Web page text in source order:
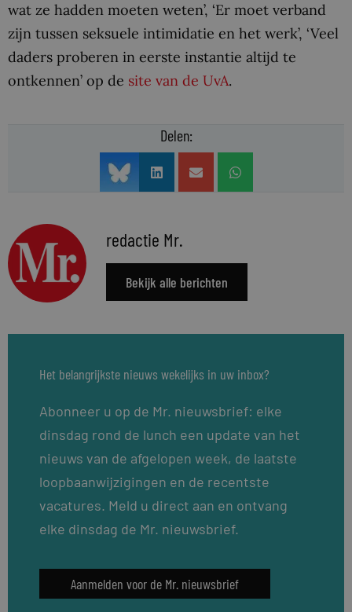
wat ze hadden moeten weten’, ‘Er moet verband
zijn tussen seksuele intimidatie en het werk’, ‘Veel
daders proberen in eerste instantie altijd te
ontkennen’ op de site van de UvA.
Delen:
redactie Mr.
Bekijk alle berichten
Het belangrijkste nieuws wekelijks in uw inbox?
Abonneer u op de Mr. nieuwsbrief: elke
dinsdag rond de lunch een update van het
nieuws van de afgelopen week, de laatste
loopbaanwijzigingen en de recentste
vacatures. Meld u direct aan en ontvang
elke dinsdag de Mr. nieuwsbrief.
Aanmelden voor de Mr. nieuwsbrief